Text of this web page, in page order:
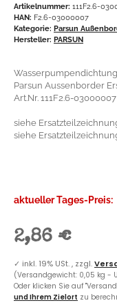
Artikelnummer: 111F2.6-
HAN: F2.6-03000007
Kategorie: Parsun
Hersteller: PARSUN
Wasserpumpendichtung
Parsun Aussenborder
Art.Nr. 111F2.6-03000007
siehe
siehe
aktueller Tages-Preis:
2,86 €
✓ inkl. 19% USt. , zzgl.
(Versandgewicht: 0,05 kg -
Oder klicken Sie auf
und Ihrem Zielort zu